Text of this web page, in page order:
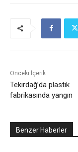
Önceki İçerik
Tekirdağ’da plastik
fabrikasında yangın
Benzer Haberler